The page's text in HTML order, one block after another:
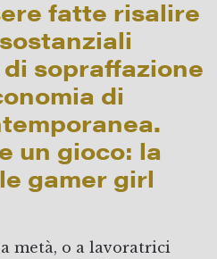
fatte risalire
sopraffazione
di
un gioco: la
gamer girl
metà, o a lavoratrici